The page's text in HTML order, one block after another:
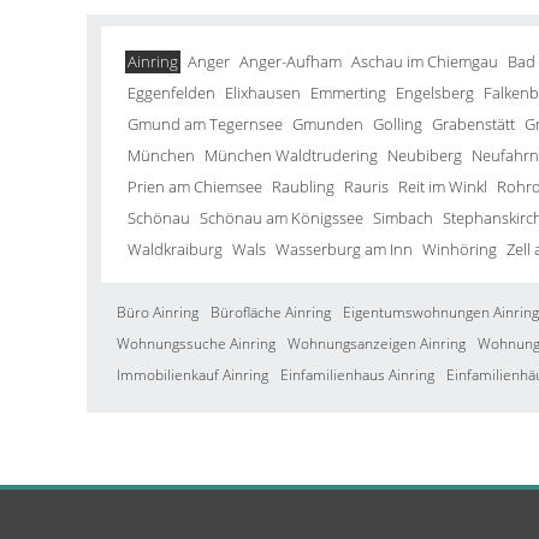
Ainring Anger Anger-Aufham Aschau im Chiemgau
Eggenfelden Elixhausen Emmerting Engelsberg
Gmund am Tegernsee Gmunden Golling Grabenstätt
München München Waldtrudering Neubiberg
Prien am Chiemsee Raubling Rauris Reit im Winkl
Schönau Schönau am Königssee Simbach
Waldkraiburg Wals Wasserburg am Inn Winhöring Zell
Büro Ainring Bürofläche Ainring
Eigentumswohnungen Ainring
Wohnungssuche Ainring Wohnungsanzeigen Ainring
Immobilienkauf Ainring
Einfamilienhaus Ainring